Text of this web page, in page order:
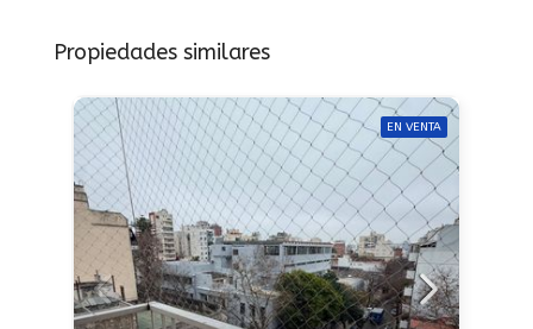
Propiedades similares
EN VENTA